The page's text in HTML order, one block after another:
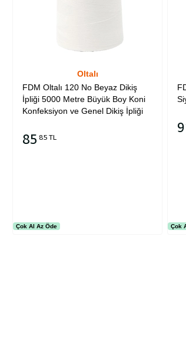
Oltalı
FDM Oltalı 120 No Beyaz Dikiş
İpliği 5000 Metre Büyük Boy Koni
Konfeksiyon ve Genel Dikiş İpliği
85 85 TL
Çok Al Az Öde Çok